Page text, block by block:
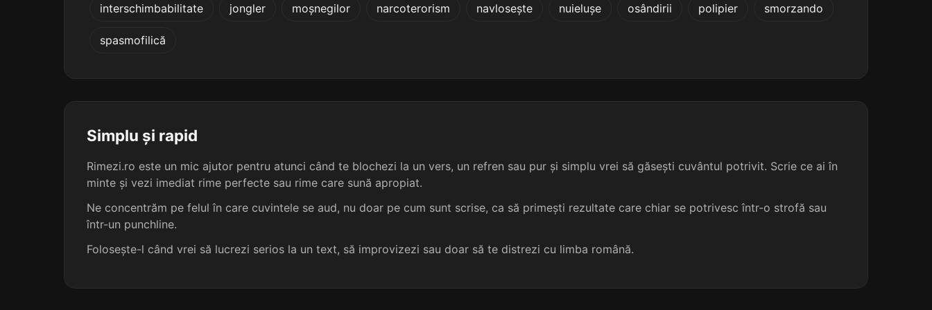
inițializarea 6 sil. 13 lit. terminație: izarea
militarizarea
monitorizarea 5 6 sil.13 lit.terminație: izarea
naturalizarea 5 6 sil. terminație: izarea
nominalizarea
interschimbabilitate jongler moșnegilor narcoterorism navlosește nuielușe osândirii polipier smorzando
spasmofilică
Simplu și rapid
Rimezi.ro este un mic ajutor pentru atunci când te blochezi la un vers, un refren sau pur și simplu vrei să găsești cuvântul potrivit. Scrie ce ai în
minte și vezi imediat rime perfecte sau rime care sună apropiat.
Ne concentrăm pe felul în care cuvintele se aud, nu doar pe cum sunt scrise, ca să primești rezultate care chiar se potrivesc într-o strofă sau
într-un punchline.
Folosește-l când vrei să lucrezi serios la un text, să improvizezi sau doar să te distrezi cu limba română.